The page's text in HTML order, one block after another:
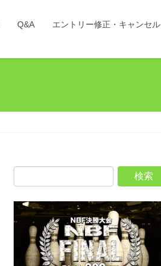
Q&A エントリー修正・キャンセル